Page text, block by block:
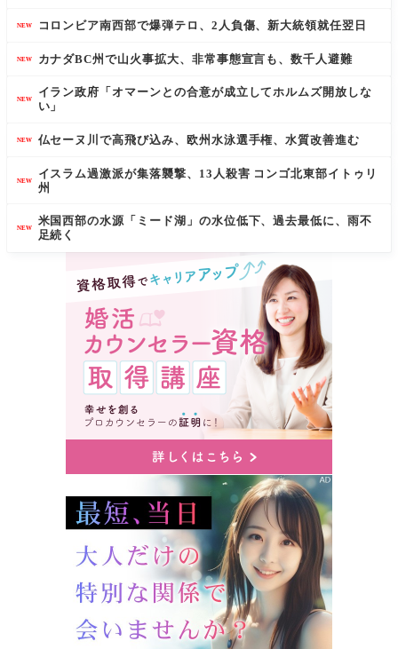
NEW コロンビア南西部で爆弾テロ、2人負傷、新大統領就任翌日
NEW カナダBC州で山火事拡大、非常事態宣言も、数千人避難
NEW
イラン政府「オマーンとの合意が成立してホルムズ開放しな
い」
NEW 仏セーヌ川で高飛び込み、欧州水泳選手権、水質改善進む
NEW
イスラム過激派が集落襲撃、13人殺害 コンゴ北東部イトゥリ
州
NEW
米国西部の水源「ミード湖」の水位低下、過去最低に、雨不
足続く